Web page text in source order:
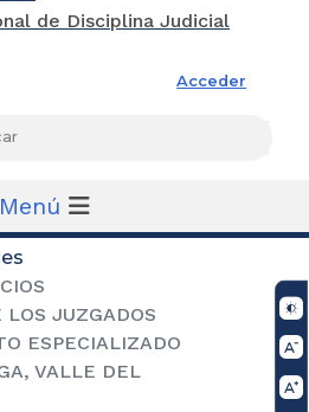
Acceder
Menú
JUZGADOS
ESPECIALIZADO
VALLE DEL